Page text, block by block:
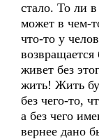
стало. То ли
может в чем-
что-то у
живет без
жить! Жить
без чего-то,
а без чего
вернее дано